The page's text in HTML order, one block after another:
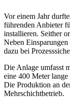
Vor einem Jahr
führenden Anbieter
installieren. Seither
Neben
dazu bei
Die Anlage umfasst
eine 400 Meter
Die Produktion an
Mehrschichtbetrieb.